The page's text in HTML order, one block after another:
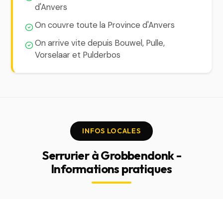
d'Anvers
On couvre toute la Province d'Anvers
On arrive vite depuis Bouwel, Pulle,
Vorselaar et Pulderbos
INFOS LOCALES
Serrurier à Grobbendonk -
Informations pratiques